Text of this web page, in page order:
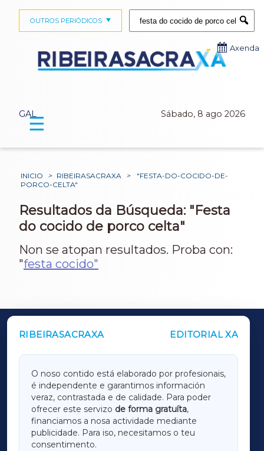
GAL Sábado, 8 ago 2026
OUTROS PERIÓDICOS
Axenda
☰
INICIO > RIBEIRASACRAXA >
"FESTA-DO-COCIDO-DE-
PORCO-CELTA"
Resultados da Búsqueda: "Festa
do cocido de porco celta"
Non se atopan resultados. Proba con:
"festa cocido"
RIBEIRASACRAXA EDITORIAL XA
O noso contido está elaborado por profesionais,
é independente e garantimos información
veraz, contrastada e de calidade. Para poder
ofrecer este servizo de forma gratuíta,
financiamos a nosa actividade mediante
publicidade. Para iso, necesitamos o teu
consentimento.
OUTROS PERIÓDICOS
LUGOXA
TERRACHAXA